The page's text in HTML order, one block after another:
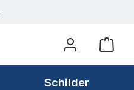
Schilder